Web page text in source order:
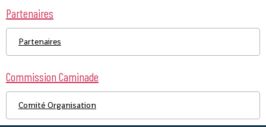
Partenaires
Partenaires
Commission Caminade
Comité Organisation